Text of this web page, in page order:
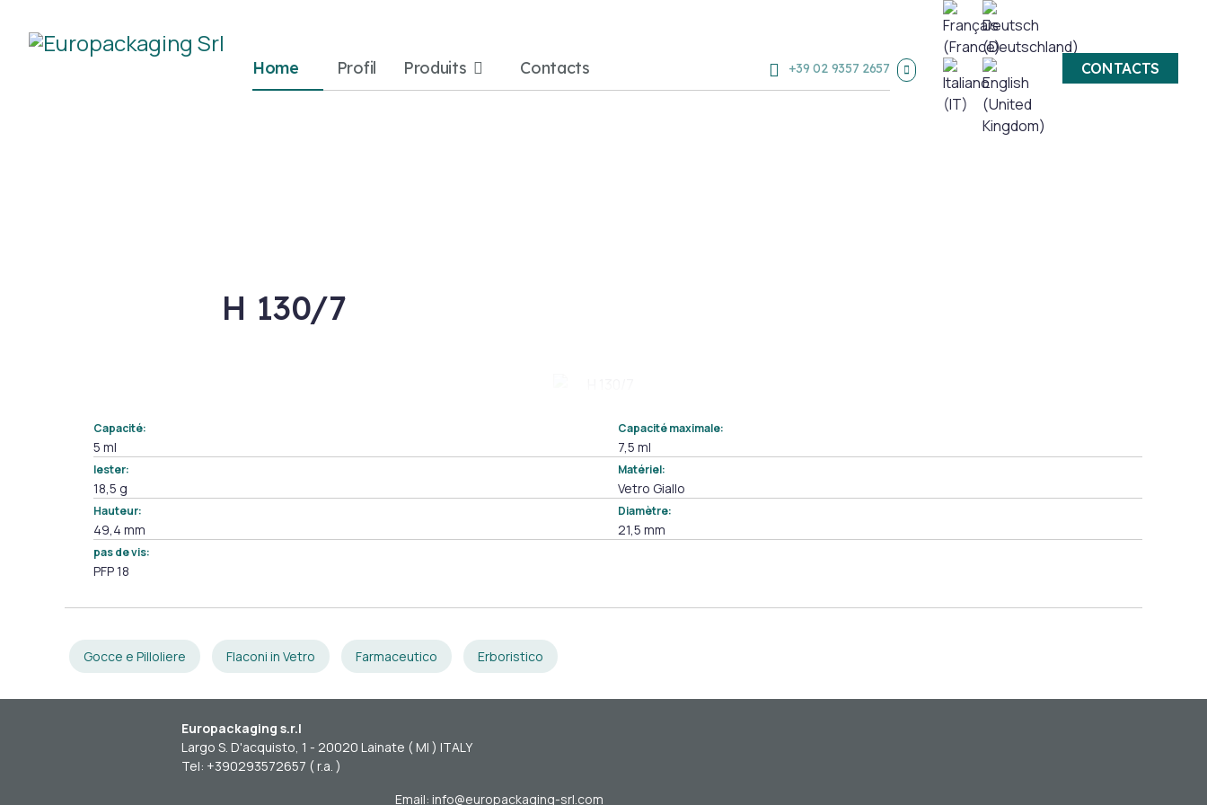
Home Profil Produits Contacts +39 02 9357 2657 CONTACTS
H 130/7
Capacité:
5 ml
Capacité maximale:
7,5 ml
lester:
18,5 g
Matériel:
Vetro Giallo
Hauteur:
49,4 mm
Diamètre:
21,5 mm
pas de vis:
PFP 18
Gocce e Pilloliere Flaconi in Vetro Farmaceutico Erboristico
Europackaging s.r.l
Largo S. D'acquisto, 1 - 20020 Lainate ( MI ) ITALY
Tel: +390293572657 ( r.a. )
Email: info@europackaging-srl.com